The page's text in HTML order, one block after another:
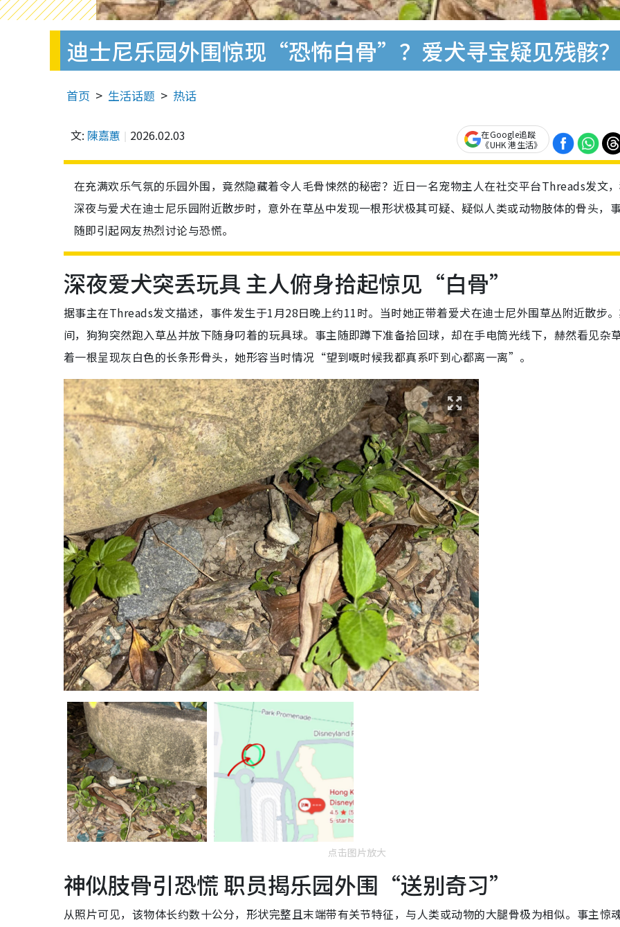
迪士尼乐园外围惊现“恐怖白骨”？爱犬寻宝疑见残骸
首页 生活话题 热话
文: 陳嘉蕙 2026.02.03
在Google追蹤
《UHK 港生活》
在充满欢乐气氛的乐园外围，竟然隐藏着令人毛骨悚然的秘密？近日一名宠物主人在社交平台Threads发文
深夜与爱犬在迪士尼乐园附近散步时，意外在草丛中发现一根形状极其可疑、疑似人类或动物肢体的骨头，
随即引起网友热烈讨论与恐慌。
深夜爱犬突丢玩具 主人俯身拾起惊见“白骨”
据事主在Threads发文描述，事件发生于1月28日晚上约11时。当时她正带着爱犬在迪士尼外围草丛附近散步
间，狗狗突然跑入草丛并放下随身叼着的玩具球。事主随即蹲下准备拾回球，却在手电筒光线下，赫然看见杂
着一根呈现灰白色的长条形骨头，她形容当时情况“望到嘅时候我都真系吓到心都离一离”。
点击图片放大
神似肢骨引恐慌 职员揭乐园外围“送别奇习”
从照片可见，该物体长约数十公分，形状完整且末端带有关节特征，与人类或动物的大腿骨极为相似。事主惊